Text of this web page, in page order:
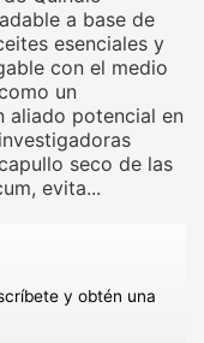
a base de
esenciales y
con el medio
un
aliado potencial en
seco de las
evita...
y obtén una